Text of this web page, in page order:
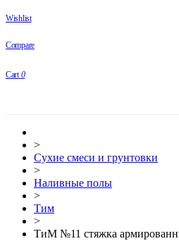
Wishlist
Compare
Cart 0
>
Сухие смеси и грунтовки
>
Наливные полы
>
Тим
>
ТиМ №11 стяжка